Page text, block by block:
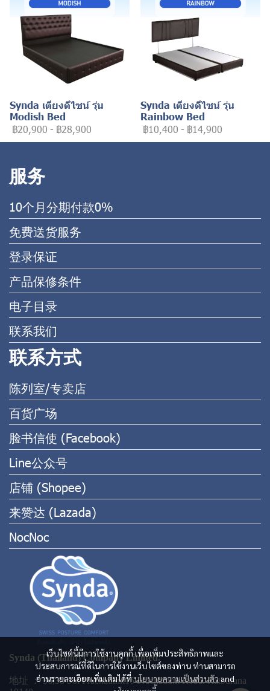
Synda เตียงดีไซน์ รุ่น
Modish Bed
฿20,900 - ฿28,900
Synda เตียงดีไซน์ รุ่น
Rainbow Bed
฿10,400 - ฿14,900
เว็บไซต์นี้มีการใช้งานคุกกี้ เพื่อเพิ่มประสิทธิภาพและ
ประสบการณ์ที่ดีในการใช้งานเว็บไซต์ของท่าน ท่านสามารถ
อ่านรายละเอียดเพิ่มเติมได้ที่นโยบายความเป็นส่วนตัว and
服务
10个月分期付款0%
免费送货服务
登录保证
产品保修条件
电子目录
联系我们
联系方式
陈列室/专卖店
百货广场
脸书信使 (Facebook)
Line公众号
店铺 (Shopee)
来赞达 (Lazada)
NocNoc
Synda (Thailand) Company Limited.
地址 ： 36,38 Soi Prachauthit16 Prachauthit Road. Ratburana